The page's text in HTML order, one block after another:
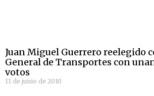
Juan Miguel Guerrero reelegido
General de Transportes con
votos
11 de junio de 2010